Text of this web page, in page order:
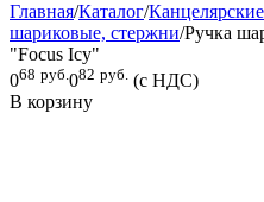
Главная/Каталог/
шариковые, стержни/Ручка
"Focus Icy"
068 руб.082 руб. (с НДС)
В корзину